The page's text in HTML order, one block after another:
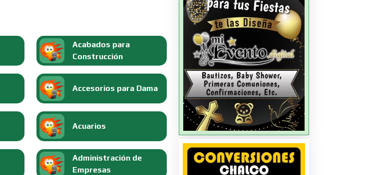
Acabados para
Construcción
Accesorios para Dama
Acuarios
Administración de
Empresas